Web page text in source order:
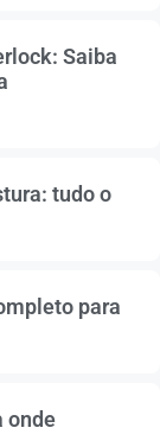
Saiba
tudo o
para
onde